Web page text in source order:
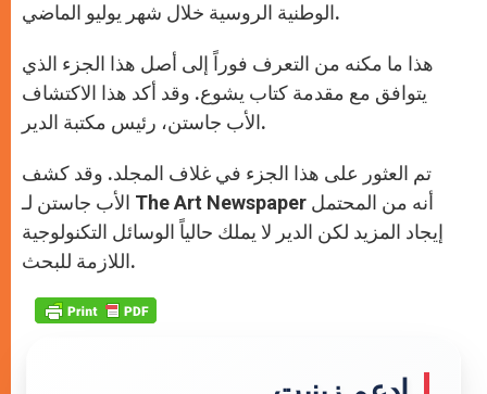
الوطنية الروسية خلال شهر يوليو الماضي.
هذا ما مكنه من التعرف فوراً إلى أصل هذا الجزء الذي
يتوافق مع مقدمة كتاب يشوع. وقد أكد هذا الاكتشاف
الأب جاستن، رئيس مكتبة الدير.
تم العثور على هذا الجزء في غلاف المجلد. وقد كشف
الأب جاستن لـ The Art Newspaper أنه من المحتمل
إيجاد المزيد لكن الدير لا يملك حالياً الوسائل التكنولوجية
اللازمة للبحث.